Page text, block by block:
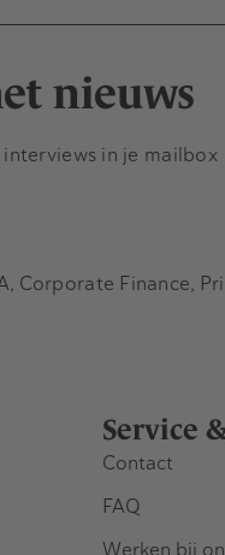
nieuws
in je mailbox
Service
Contact
FAQ
Werken bij
Finance,